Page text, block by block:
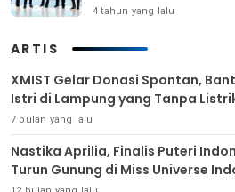
4 tahun yang lalu
ARTIS
XMIST Gelar Donasi Spontan,
Istri di Lampung yang Tanpa
7 bulan yang lalu
Nastika Aprilia, Finalis Puteri
Turun Gunung di Miss Universe